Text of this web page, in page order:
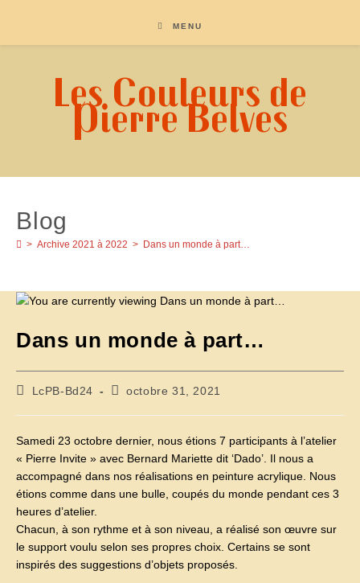
content
MENU
Les Couleurs de
Pierre Belves
Blog
> Archive 2021 à 2022 > Dans un monde à part…
Dans un monde à part…
Auteur/autrice
publication :
LcPB-Bd24
Publication
octobre 31, 2021
Samedi 23 octobre dernier, nous étions 7 participants à l’atelier
« Pierre Invite » avec Bernard Mariette dit ‘Dado’. Il nous a
accompagné dans nos réalisations en peinture acrylique. Nous
étions comme dans une bulle, coupés du monde pendant ces 3
heures d’atelier.
Chacun, à son rythme et à son niveau, a réalisé son œuvre sur
le support voulu selon ses propres choix. Certains se sont
inspirés des suggestions d’objets proposés.